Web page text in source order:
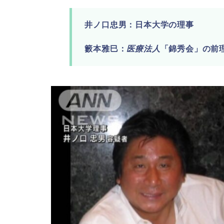
井ノ口忠男：日本大学の理事
籔本雅巳： 医療法人 「錦秀会」の前